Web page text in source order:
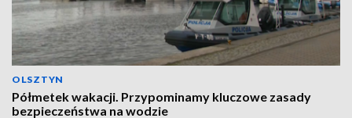
OLSZTYN
Półmetek wakacji. Przypominamy kluczowe zasady
bezpieczeństwa na wodzie